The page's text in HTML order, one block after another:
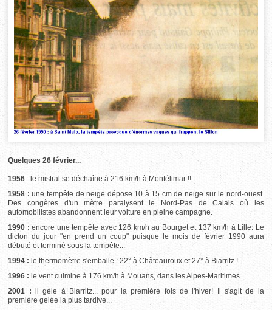
Quelques 26 février...
1956 : le mistral se déchaîne à 216 km/h à Montélimar !!
1958 : une tempête de neige dépose 10 à 15 cm de neige sur le nord-ouest.
Des congères d'un mètre paralysent le Nord-Pas de Calais où les
automobilistes abandonnent leur voiture en pleine campagne.
1990 : encore une tempête avec 126 km/h au Bourget et 137 km/h à Lille. Le
dicton du jour "en prend un coup" puisque le mois de février 1990 aura
débuté et terminé sous la tempête...
1994 : le thermomètre s'emballe : 22° à Châteauroux et 27° à Biarritz !
1996 : le vent culmine à 176 km/h à Mouans, dans les Alpes-Maritimes.
2001 : il gèle à Biarritz... pour la première fois de l'hiver! Il s'agit de la
première gelée la plus tardive...